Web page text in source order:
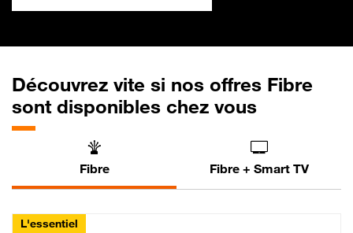
Découvrez vite si nos offres Fibre
sont disponibles chez vous
Fibre Fibre + Smart TV
L'essentiel